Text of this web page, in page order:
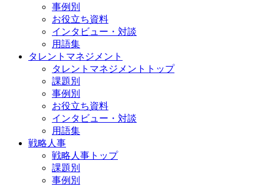
事例別
お役立ち資料
インタビュー・対談
用語集
タレントマネジメント
タレントマネジメントトップ
課題別
事例別
お役立ち資料
インタビュー・対談
用語集
戦略人事
戦略人事トップ
課題別
事例別